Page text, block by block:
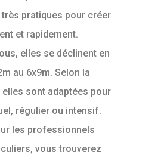
pratiques pour créer
et rapidement.
elles se déclinent en
au 6x9m. Selon la
sont adaptées pour
régulier ou intensif.
les professionnels
vous trouverez